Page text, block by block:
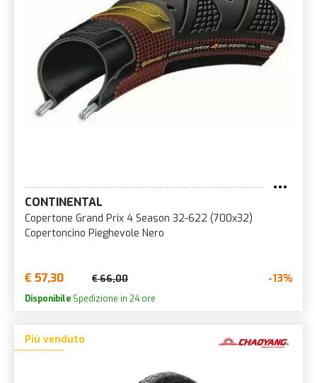
CONTINENTAL
Copertone Grand Prix 4 Season 32-622 (700x32)
Copertoncino Pieghevole Nero
€ 57,30 € 66,00 -13%
Disponibile Spedizione in 24 ore
Più venduto